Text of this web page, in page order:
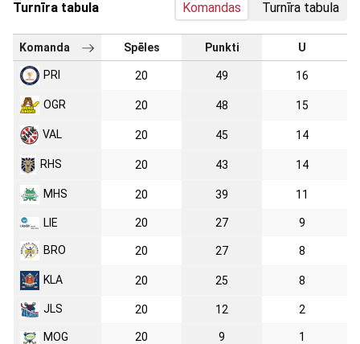
Turnīra tabula Komandas Turnīra tabula
Komanda Spēles Punkti U
PRI 20 49 16
OGR 20 48 15
VAL 20 45 14
RHS 20 43 14
MHS 20 39 11
LIE 20 27 9
BRO 20 27 8
KLA 20 25 8
JLS 20 12 2
MOG 20 9 1